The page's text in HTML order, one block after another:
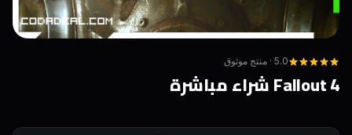
5.0 · منتج موثوق
Fallout 4 شراء مباشرة